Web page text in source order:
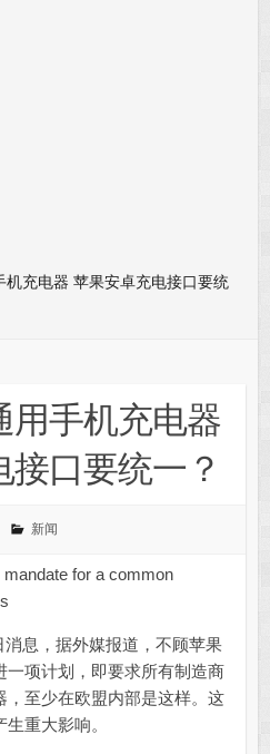
机充电器 苹果安卓充电接口要统
用手机充电器
口要统一？
新闻
for a common
息，据外媒报道，不顾苹果
一项计划，即要求所有制造商
，至少在欧盟内部是这样。这
重大影响。